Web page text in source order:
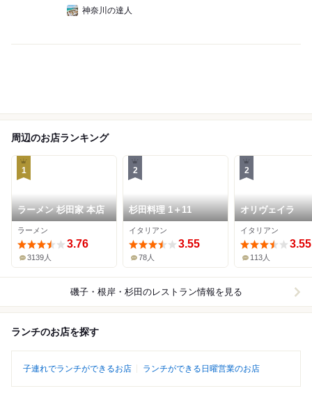
神奈川の達人
周辺のお店ランキング
1
ラーメン 杉田家 本店
ラーメン
3.76
3139人
2
杉田料理 1＋11
イタリアン
3.55
78人
2
オリヴェイラ
イタリアン
3.55
113人
磯子・根岸・杉田 のレストラン情報を見る
ランチのお店を探す
子連れでランチができるお店 ランチができる日曜営業のお店